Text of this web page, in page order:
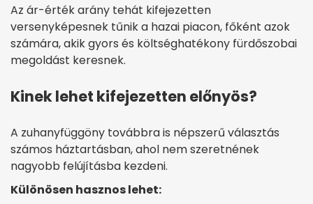
Az ár-érték arány tehát kifejezetten
versenyképesnek tűnik a hazai piacon, főként azok
számára, akik gyors és költséghatékony fürdőszobai
megoldást keresnek.
Kinek lehet kifejezetten előnyös?
A zuhanyfüggöny továbbra is népszerű választás
számos háztartásban, ahol nem szeretnének
nagyobb felújításba kezdeni.
Különösen hasznos lehet: